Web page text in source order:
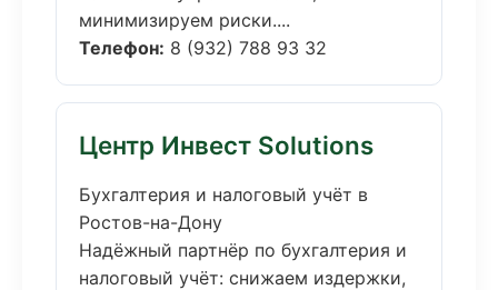
минимизируем риски....
Телефон: 8 (932) 788 93 32
Центр Инвест Solutions
Бухгалтерия и налоговый учёт в
Ростов-на-Дону
Надёжный партнёр по бухгалтерия и
налоговый учёт: снижаем издержки,